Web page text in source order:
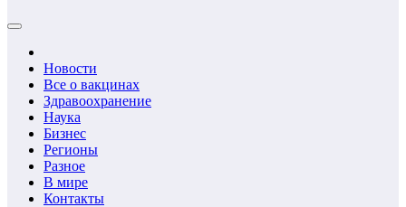
Новости
Все о вакцинах
Здравоохранение
Наука
Бизнес
Регионы
Разное
В мире
Контакты